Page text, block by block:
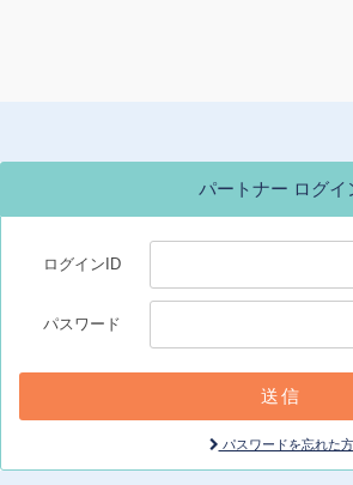
パートナー ログイ
ログインID
パスワード
パスワードを忘れた方